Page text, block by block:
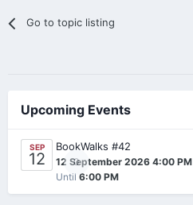
Go to topic listing
Upcoming Events
SEP
12 0
BookWalks #42
12 September 2026 4:00 PM
Until 6:00 PM